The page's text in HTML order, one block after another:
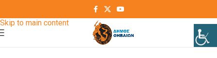
Skip to main content